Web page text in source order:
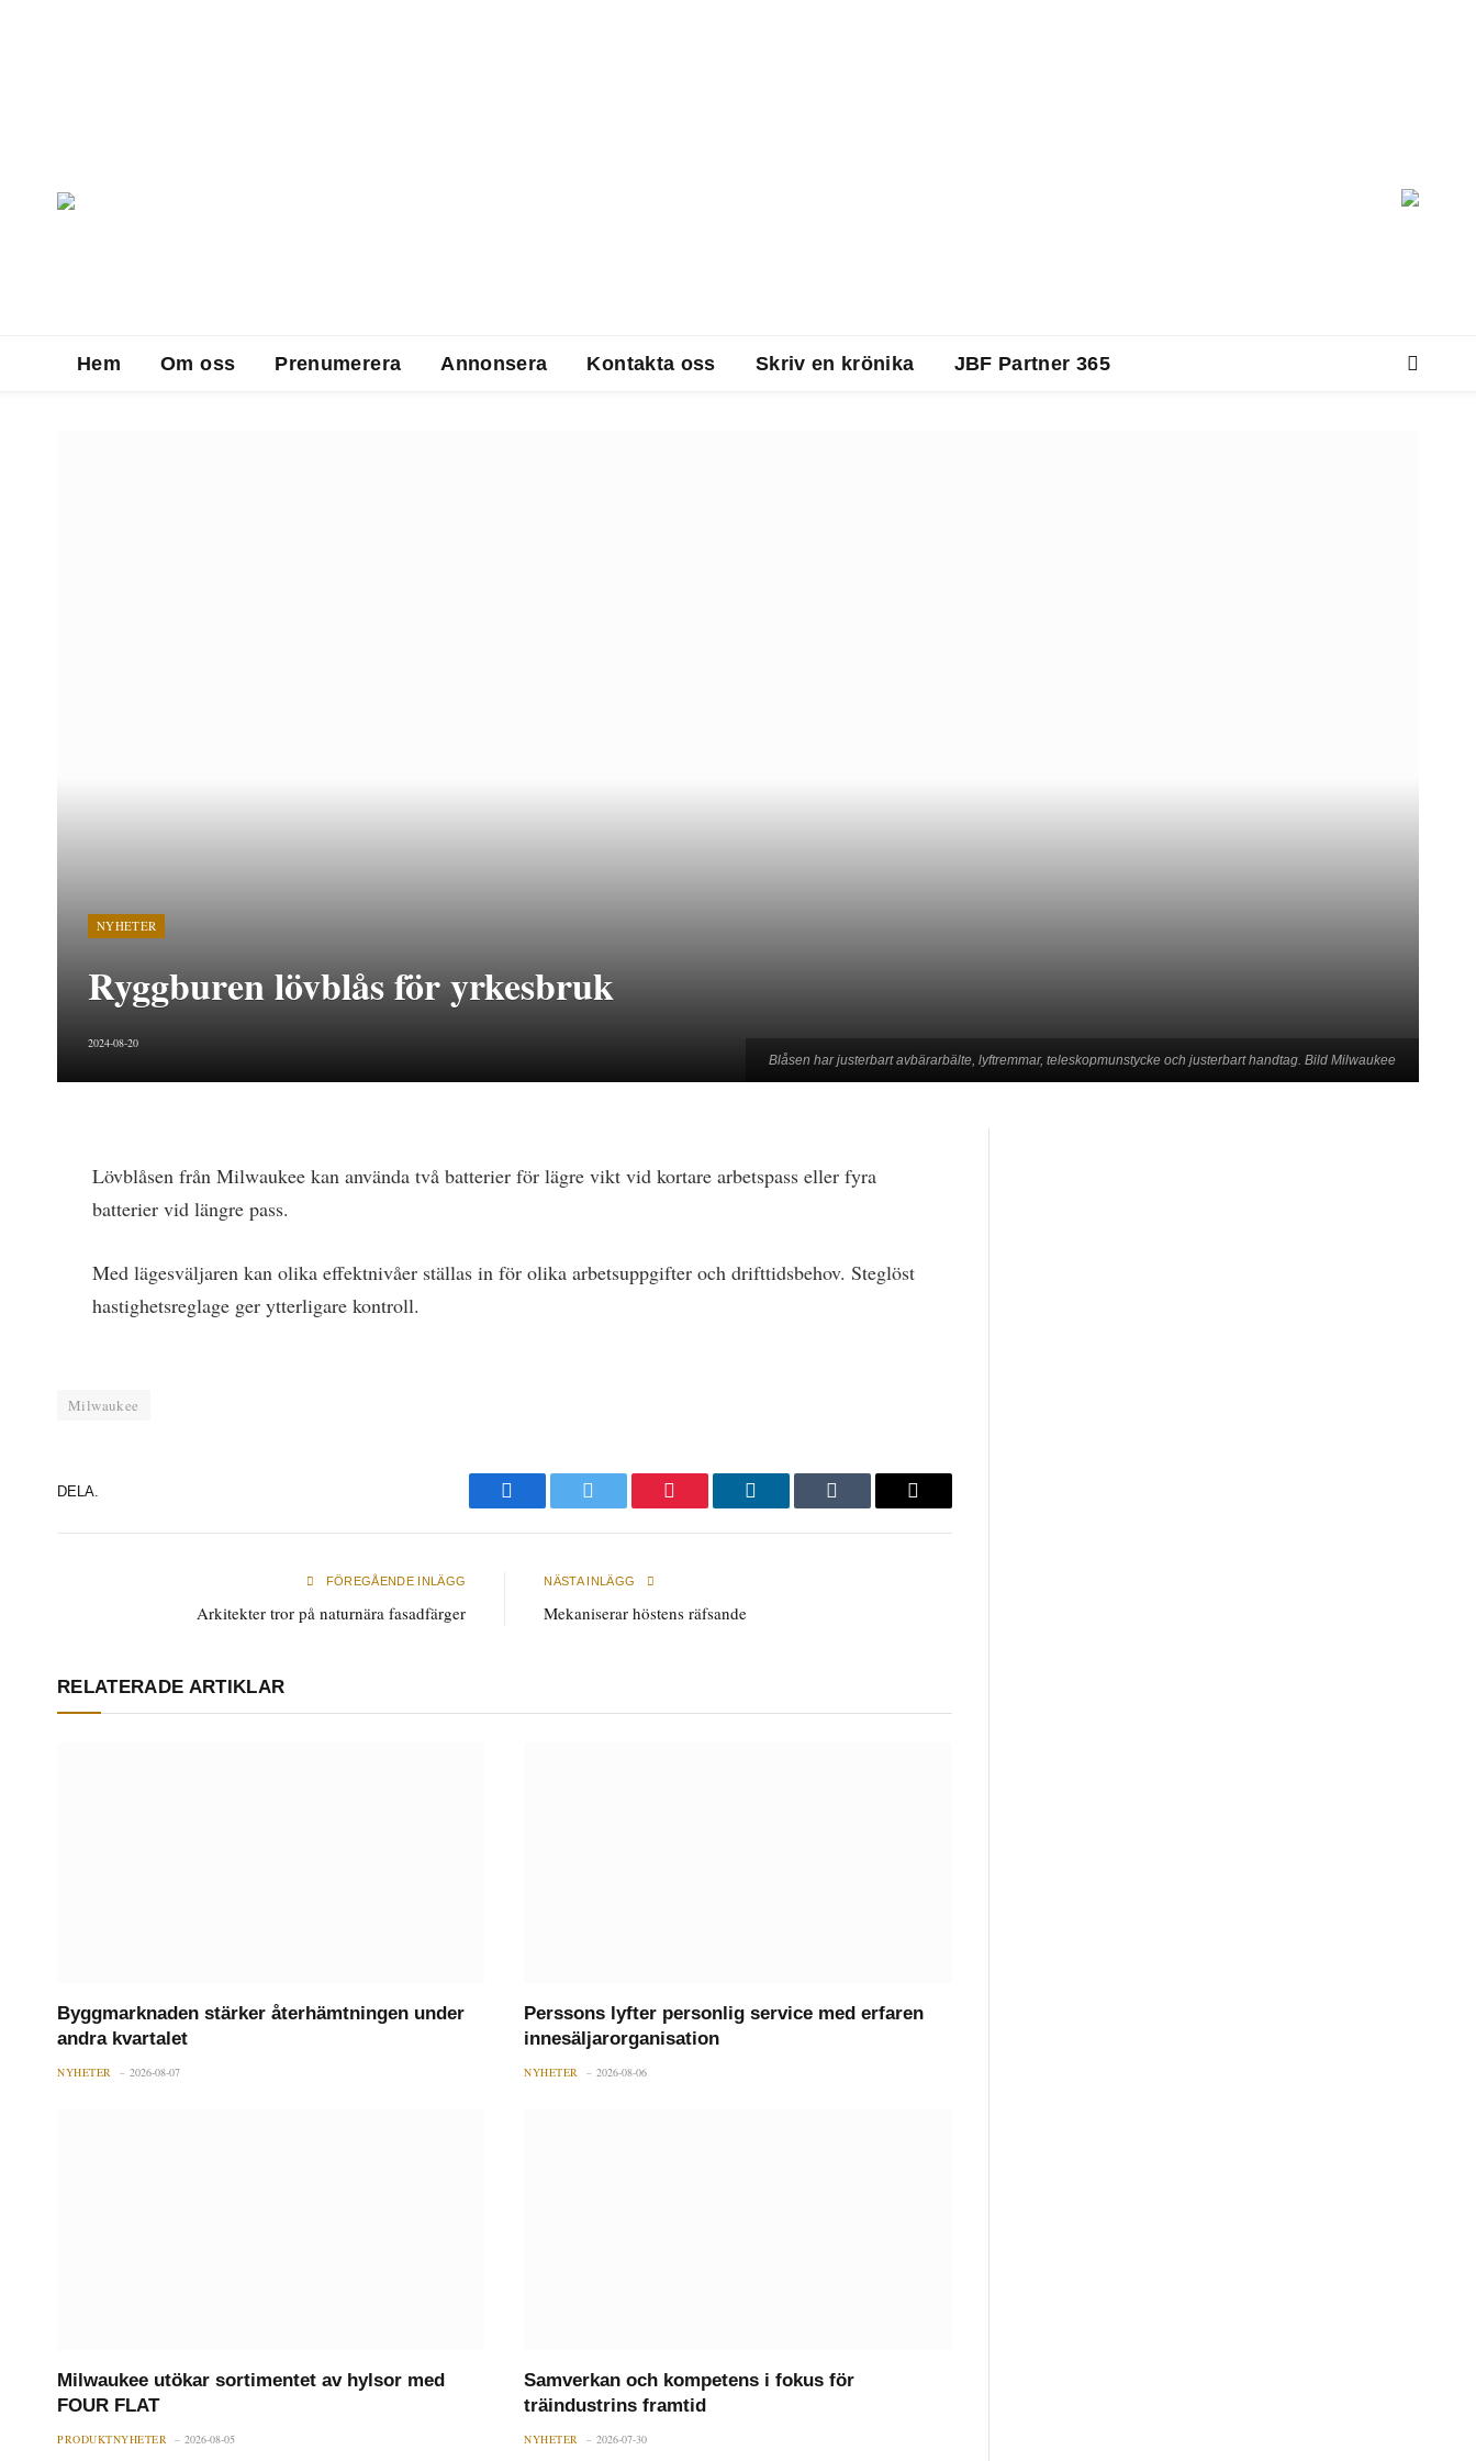
Hem Om oss Prenumerera Annonsera Kontakta oss Skriv en krönika JBF Partner 365
Blåsen har justerbart avbärarbälte, lyftremmar, teleskopmunstycke och justerbart handtag. Bild Milwaukee
NYHETER
Ryggburen lövblås för yrkesbruk
2024-08-20
Lövblåsen från Milwaukee kan använda två batterier för lägre vikt vid kortare arbetspass eller fyra
batterier vid längre pass.
Med lägesväljaren kan olika effektnivåer ställas in för olika arbetsuppgifter och drifttidsbehov. Steglöst
hastighetsreglage ger ytterligare kontroll.
Milwaukee
DELA.
Facebook Twitter Pinterest LinkedIn Tumblr
E-
FÖREGÅENDE INLÄGG
Arkitekter tror på naturnära fasadfärger
NÄSTA INLÄGG
Mekaniserar höstens räfsande
RELATERADE ARTIKLAR
Byggmarknaden stärker återhämtningen under
andra kvartalet
NYHETER 2026-08-07
Perssons lyfter personlig service med erfaren
innesäljarorganisation
NYHETER 2026-08-06
Milwaukee utökar sortimentet av hylsor med
FOUR FLAT
PRODUKTNYHETER 2026-08-05
Samverkan och kompetens i fokus för
träindustrins framtid
NYHETER 2026-07-30